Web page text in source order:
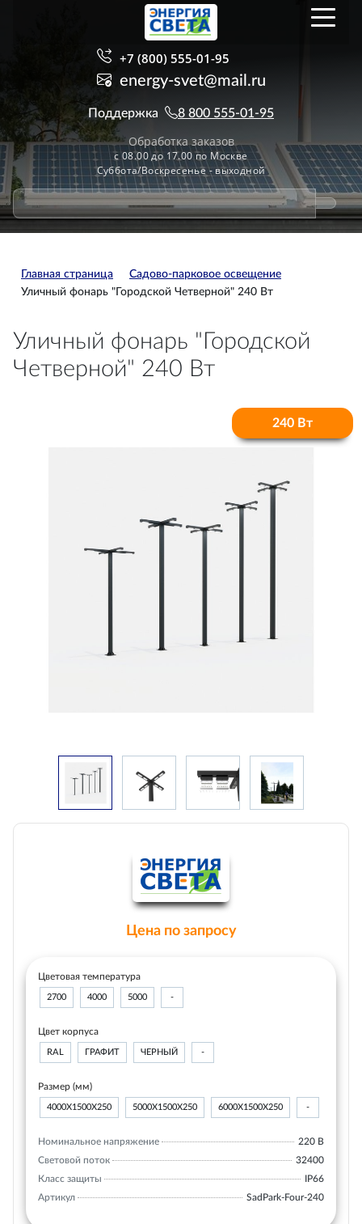
+7 (800) 555-01-95
energy-svet@mail.ru
Поддержка 8 800 555-01-95
Обработка заказов
с 08.00 до 17.00 по Москве
Суббота/Воскресенье - выходной
Главная страница
Садово-парковое освещение
Уличный фонарь "Городской Четверной" 240 Вт
Уличный фонарь "Городской
Четверной" 240 Вт
240 Вт
Цена по запросу
Цветовая температура
2700 4000 5000 -
Цвет корпуса
RAL ГРАФИТ ЧЕРНЫЙ -
Размер (мм)
4000Х1500Х250 5000Х1500Х250 6000Х1500Х250 -
Номинальное напряжение
220 В
Световой поток
32400
Класс защиты
IP66
Артикул
SadPark-Four-240